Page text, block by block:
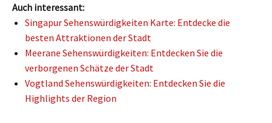
Auch interessant:
Singapur Sehenswürdigkeiten Karte: Entdecke die
besten Attraktionen der Stadt
Meerane Sehenswürdigkeiten: Entdecken Sie die
verborgenen Schätze der Stadt
Vogtland Sehenswürdigkeiten: Entdecken Sie die
Highlights der Region